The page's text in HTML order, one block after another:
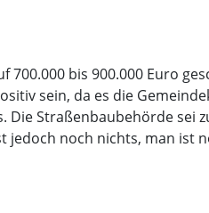
700.000 bis 900.000 Euro
sein, da es die
Die Straßenbaubehörde sei
jedoch noch nichts, man ist